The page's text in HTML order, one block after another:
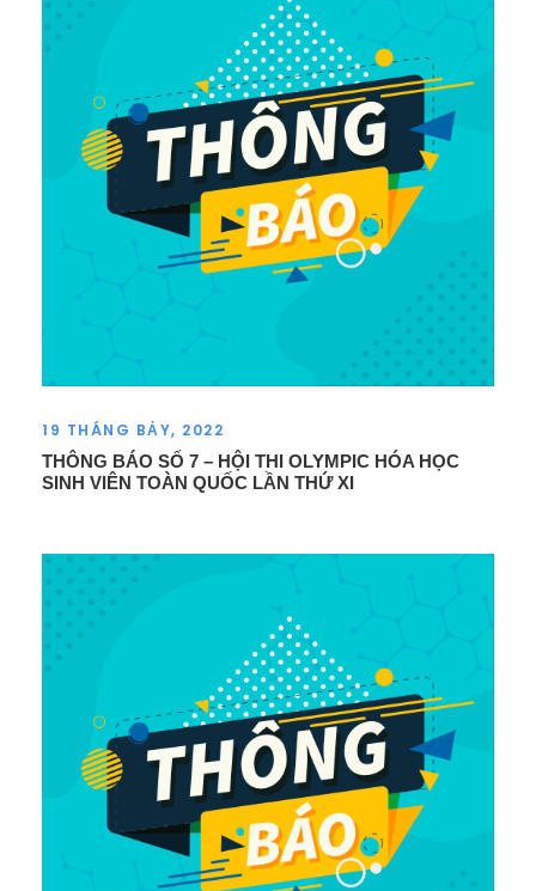
19 THÁNG BẢY, 2022
THÔNG BÁO SỐ 7 – HỘI THI OLYMPIC HÓA HỌC
SINH VIÊN TOÀN QUỐC LẦN THỨ XI